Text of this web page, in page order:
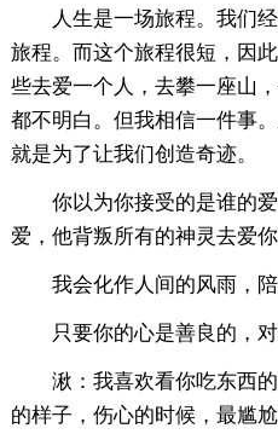
人生是一场旅程。我们
旅程。而这个旅程很短，因
些去爱一个人，去攀一座山
都不明白。但我相信一件事
就是为了让我们创造奇迹。
你以为你接受的是谁的
爱，他背叛所有的神灵去爱
我会化作人间的风雨，陪
只要你的心是善良的，
湫：我喜欢看你吃东西
的样子，伤心的时候，最尴